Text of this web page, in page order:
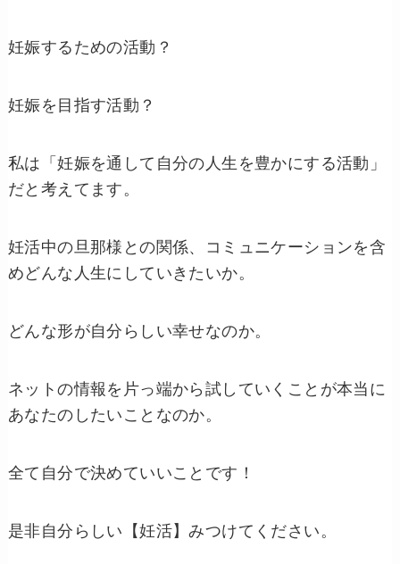
妊娠するための活動？
妊娠を目指す活動？
私は「妊娠を通して自分の人生を豊かにする活動」
だと考えてます。
妊活中の旦那様との関係、コミュニケーションを含
めどんな人生にしていきたいか。
どんな形が自分らしい幸せなのか。
ネットの情報を片っ端から試していくことが本当に
あなたのしたいことなのか。
全て自分で決めていいことです！
是非自分らしい【妊活】みつけてください。